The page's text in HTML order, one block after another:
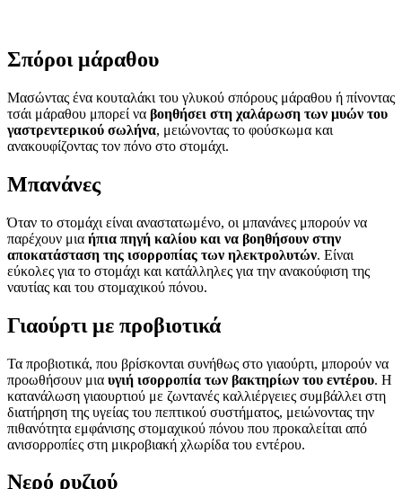
Σπόροι μάραθου
Μασώντας ένα κουταλάκι του γλυκού σπόρους μάραθου ή πίνοντας
τσάι μάραθου μπορεί να βοηθήσει στη χαλάρωση των μυών του
γαστρεντερικού σωλήνα, μειώνοντας το φούσκωμα και
ανακουφίζοντας τον πόνο στο στομάχι.
Μπανάνες
Όταν το στομάχι είναι αναστατωμένο, οι μπανάνες μπορούν να
παρέχουν μια ήπια πηγή καλίου και να βοηθήσουν στην
αποκατάσταση της ισορροπίας των ηλεκτρολυτών. Είναι
εύκολες για το στομάχι και κατάλληλες για την ανακούφιση της
ναυτίας και του στομαχικού πόνου.
Γιαούρτι με προβιοτικά
Τα προβιοτικά, που βρίσκονται συνήθως στο γιαούρτι, μπορούν να
προωθήσουν μια υγιή ισορροπία των βακτηρίων του εντέρου. Η
κατανάλωση γιαουρτιού με ζωντανές καλλιέργειες συμβάλλει στη
διατήρηση της υγείας του πεπτικού συστήματος, μειώνοντας την
πιθανότητα εμφάνισης στομαχικού πόνου που προκαλείται από
ανισορροπίες στη μικροβιακή χλωρίδα του εντέρου.
Νερό ρυζιού